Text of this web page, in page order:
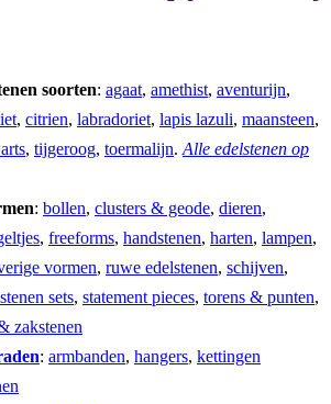
soorten: agaat, amethist, aventurijn,
, citrien, labradoriet, lapis lazuli, maansteen,
, tijgeroog, toermalijn. Alle edelstenen op
: bollen, clusters & geode, dieren,
, freeforms, handstenen, harten, lampen,
vormen, ruwe edelstenen, schijven,
sets, statement pieces, torens & punten,
zakstenen
: armbanden, hangers, kettingen